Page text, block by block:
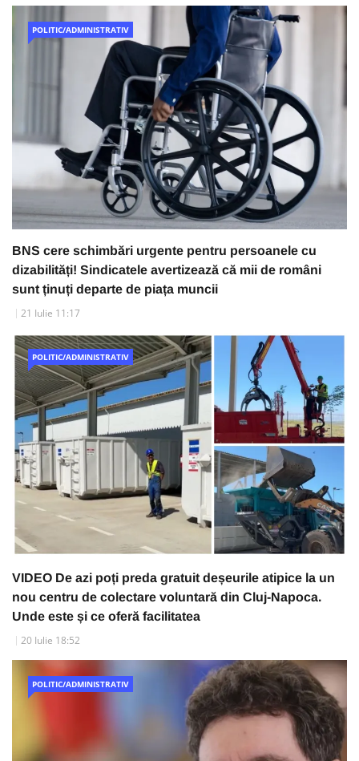
POLITIC/ADMINISTRATIV
BNS cere schimbări urgente pentru persoanele cu
dizabilități! Sindicatele avertizează că mii de români
sunt ținuți departe de piața muncii
21 Iulie 11:17
POLITIC/ADMINISTRATIV
VIDEO De azi poți preda gratuit deșeurile atipice la un
nou centru de colectare voluntară din Cluj-Napoca.
Unde este și ce oferă facilitatea
20 Iulie 18:52
POLITIC/ADMINISTRATIV